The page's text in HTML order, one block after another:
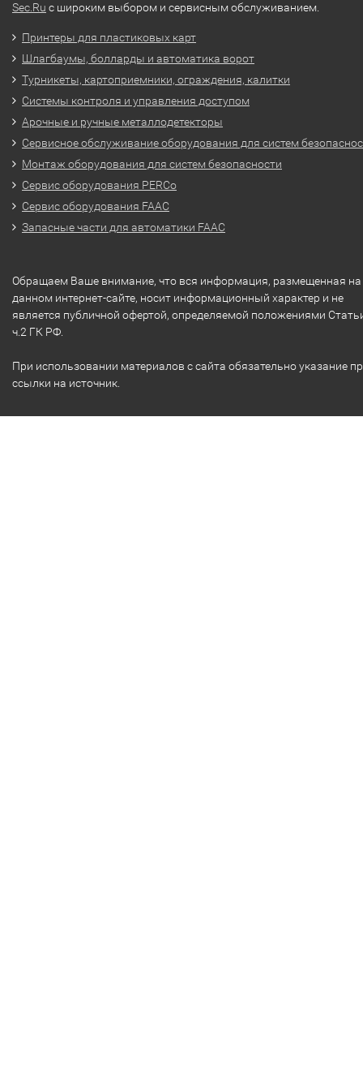
Sec.Ru с широким выбором и сервисным обслуживанием.
Принтеры для пластиковых карт
Шлагбаумы, болларды и автоматика ворот
Турникеты, картоприемники, ограждения, калитки
Системы контроля и управления доступом
Арочные и ручные металлодетекторы
Сервисное обслуживание оборудования для систем
Монтаж оборудования для систем безопасности
Сервис оборудования PERCo
Сервис оборудования FAAC
Запасные части для автоматики FAAC
Обращаем Ваше внимание, что вся информация, размещенная на
данном интернет-сайте, носит информационный характер и не
является публичной офертой, определяемой положениями
ч.2 ГК РФ.
При использовании материалов с сайта обязательно указание
ссылки на источник.